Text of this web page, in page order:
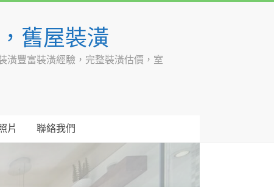
舊屋裝潢
潢豐富裝潢經驗，完整裝潢估價，室
片 聯絡我們